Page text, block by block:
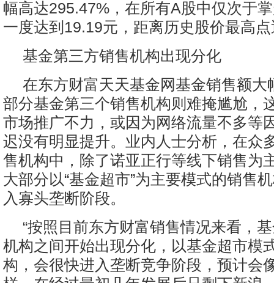
幅高达295.47%，在所有A股中仅次于
一度达到19.19元，距离历史股价最高
基金第三方销售机构出现分化
在东方财富天天基金网基金销售额大
部分基金第三个销售机构则难掩尴尬，
市场推广不力，或因为网络流量不多等
迟没有明显提升。业内人士分析，在众
售机构中，除了诺亚正行等线下销售为
大部分以“基金超市”为主要模式的销售
入寡头垄断阶段。
“按照目前东方财富销售情况来看，
机构之间开始出现分化，以基金超市模
构，会很快进入垄断竞争阶段，预计会